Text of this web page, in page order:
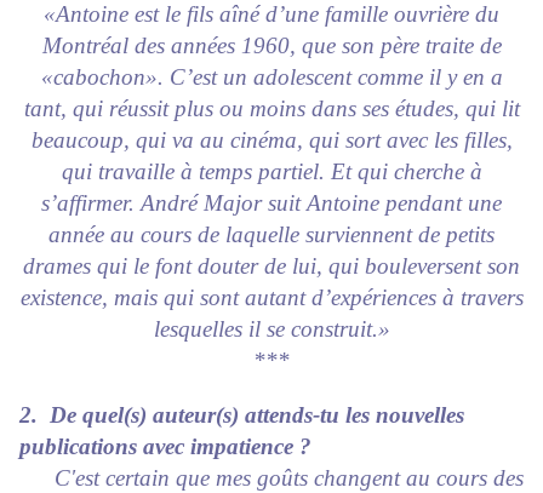
«Antoine est le fils aîné d’une famille ouvrière du
Montréal des années 1960, que son père traite de
«cabochon». C’est un adolescent comme il y en a
tant, qui réussit plus ou moins dans ses études, qui lit
beaucoup, qui va au cinéma, qui sort avec les filles,
qui travaille à temps partiel. Et qui cherche à
s’affirmer. André Major suit Antoine pendant une
année au cours de laquelle surviennent de petits
drames qui le font douter de lui, qui bouleversent son
existence, mais qui sont autant d’expériences à travers
lesquelles il se construit.»
***
2. De quel(s) auteur(s) attends-tu les nouvelles
publications avec impatience ?
C'est certain que mes goûts changent au cours des